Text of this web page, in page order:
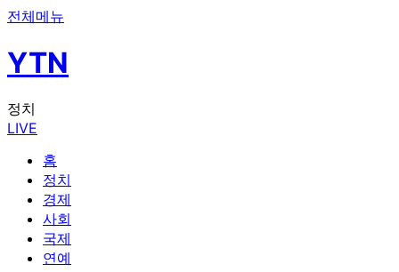
전체메뉴
YTN
정치
LIVE
홈
정치
경제
사회
국제
연예